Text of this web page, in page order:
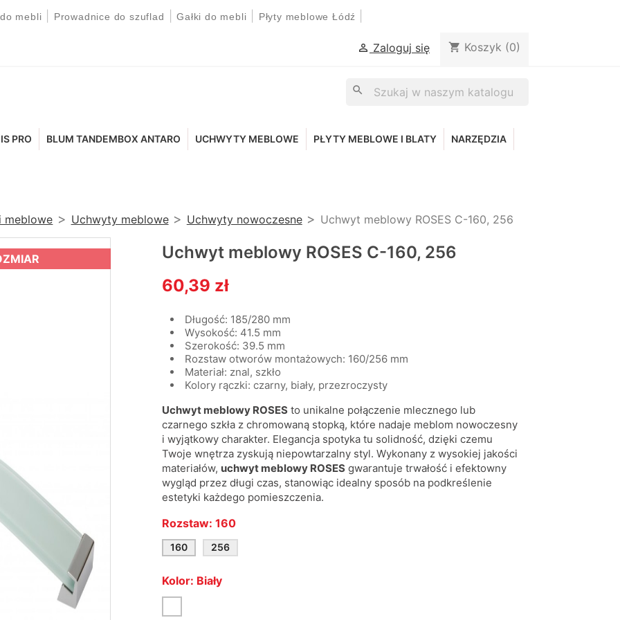
mebli Prowadnice do szuflad |Gałki do mebli Płyty meblowe Łódź
 Zaloguj się shopping_cart Koszyk (0)
search
PRO BLUM TANDEMBOX ANTARO UCHWYTY MEBLOWE PŁYTY MEBLOWE I BLATY NARZĘDZIA
meblowe Uchwyty meblowe Uchwyty nowoczesne Uchwyt meblowy ROSES C-160, 256
Uchwyt meblowy ROSES C-160, 256
60,39 zł
Długość: 185/280 mm
Wysokość: 41.5 mm
Szerokość: 39.5 mm
Rozstaw otworów montażowych: 160/256 mm
Materiał: znal, szkło
Kolory rączki: czarny, biały, przezroczysty
Uchwyt meblowy ROSES to unikalne połączenie mlecznego lub
czarnego szkła z chromowaną stopką, które nadaje meblom nowoczesny
i wyjątkowy charakter. Elegancja spotyka tu solidność, dzięki czemu
Twoje wnętrza zyskują niepowtarzalny styl. Wykonany z wysokiej jakości
materiałów, uchwyt meblowy ROSES gwarantuje trwałość i efektowny
wygląd przez długi czas, stanowiąc idealny sposób na podkreślenie
estetyki każdego pomieszczenia.
Rozstaw: 160
160 256
Kolor: Biały
Biały